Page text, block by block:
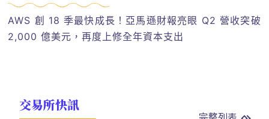
AWS 創 18 季最快成長！亞馬遜財報亮眼 Q2 營收突破
2,000 億美元，再度上修全年資本支出
交易所快訊